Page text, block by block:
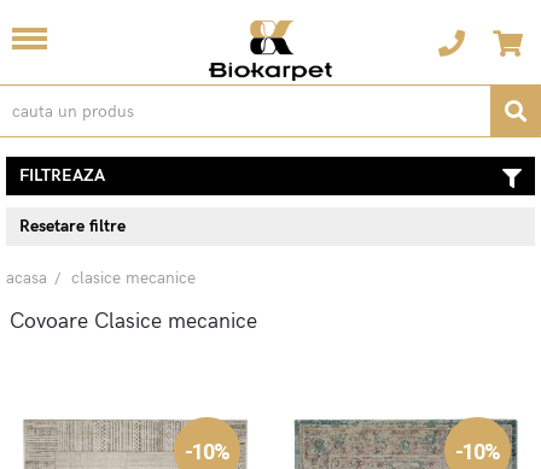
FILTREAZA
Resetare filtre
acasa clasice mecanice
Covoare Clasice mecanice
-10% -10%